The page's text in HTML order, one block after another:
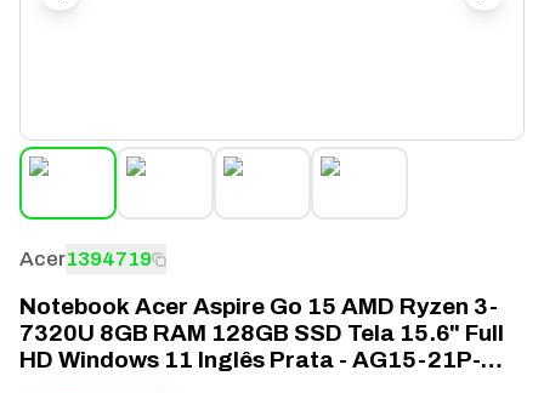
Acer1394719
Notebook Acer Aspire Go 15 AMD Ryzen 3-
7320U 8GB RAM 128GB SSD Tela 15.6" Full
HD Windows 11 Inglês Prata - AG15-21P-